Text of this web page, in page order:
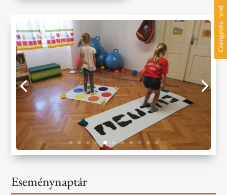
Eseménynaptár
Csengetési rend